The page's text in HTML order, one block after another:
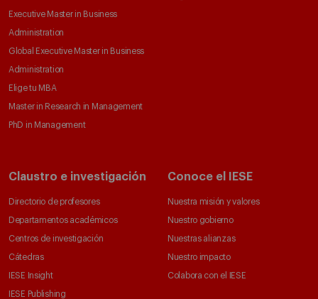
Executive Master in Business
Administration
Global Executive Master in Business
Administration
Elige tu MBA
Master in Research in Management
PhD in Management
Claustro e investigación
Directorio de profesores
Departamentos académicos
Centros de investigación
Cátedras
IESE Insight
IESE Publishing
Conoce el IESE
Nuestra misión y valores
Nuestro gobierno
Nuestras alianzas
Nuestro impacto
Colabora con el IESE